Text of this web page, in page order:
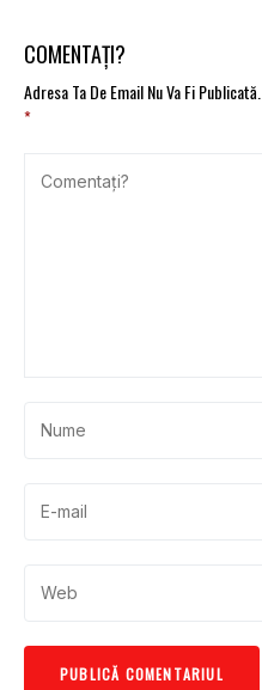
COMENTAȚI?
Adresa Ta De Email Nu Va Fi Publicată.
*